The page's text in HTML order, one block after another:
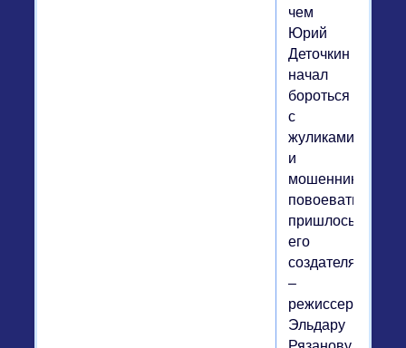
чем
Юрий
Деточкин
начал
бороться
с
жуликами
и
мошенниками,
повоевать
пришлось
его
создателям
–
режиссеру
Эльдару